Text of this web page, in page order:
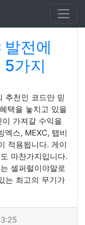
전에
5가지
추천인 코드만 믿
택을 놓치고 있을
가져갈 수익을
엑스, MEXC, 탭비
적용됩니다. 게이
마찬가지입니다.
셀퍼럴이야말로
는 최고의 무기가